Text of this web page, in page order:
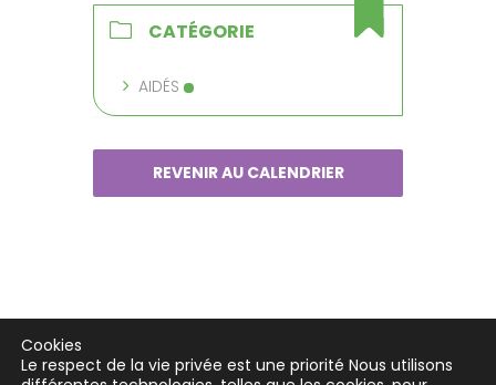
CATÉGORIE
AIDÉS
REVENIR AU CALENDRIER
Cookies
Le respect de la vie privée est une priorité Nous utilisons